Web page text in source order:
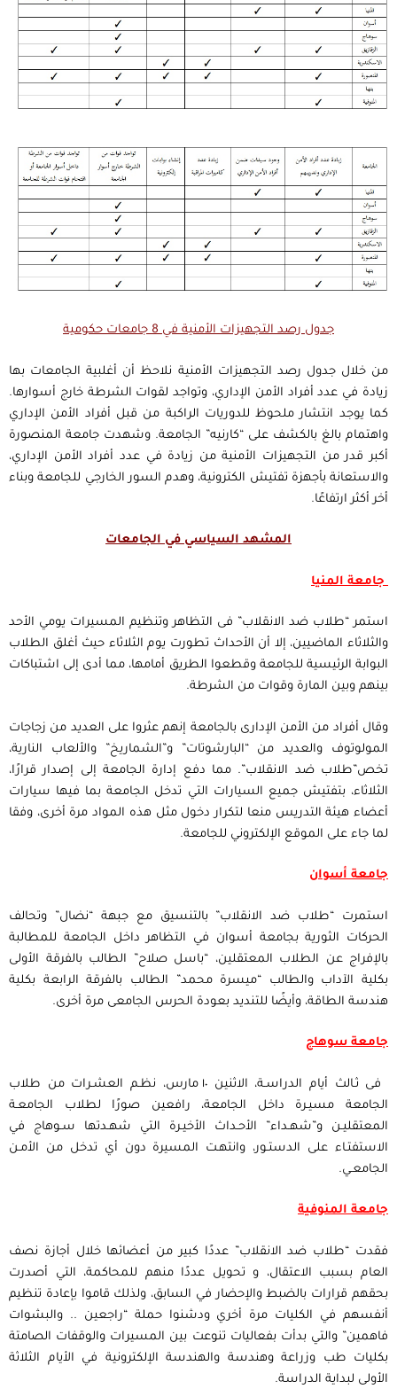
جدول رصد التجهيزات الأمنية في 8 جامعات حكومية
من خلال جدول رصد التجهيزات الأمنية نلاحظ أن أغلبية الجامعات بها
زيادة في عدد أفراد الأمن الإداري، وتواجد لقوات الشرطة خارج أسوارها.
كما يوجد انتشار ملحوظ للدوريات الراكبة من قبل أفراد الأمن الإداري
واهتمام بالغ بالكشف على “كارنيه” الجامعة. وشهدت جامعة المنصورة
أكبر قدر من التجهيزات الأمنية من زيادة في عدد أفراد الأمن الإداري،
والاستعانة بأجهزة تفتيش الكترونية، وهدم السور الخارجي للجامعة وبناء
أخر أكثر ارتفاعًا.
المشهد السياسي في الجامعات
جامعة المنيا
استمر “طلاب ضد الانقلاب” فى التظاهر وتنظيم المسيرات يومي الأحد
والثلاثاء الماضيين، إلا أن الأحداث تطورت يوم الثلاثاء حيث أغلق الطلاب
البوابة الرئيسية للجامعة وقطعوا الطريق أمامها، مما أدى إلى اشتباكات
بينهم وبين المارة وقوات من الشرطة.
وقال أفراد من الأمن الإدارى بالجامعة إنهم عثروا على العديد من زجاجات
المولوتوف والعديد من “البارشوتات” و”الشماريخ” والألعاب النارية،
تخص”طلاب ضد الانقلاب”. مما دفع إدارة الجامعة إلى إصدار قرارًا،
الثلاثاء، بتفتيش جميع السيارات التي تدخل الجامعة بما فيها سيارات
أعضاء هيئة التدريس منعا لتكرار دخول مثل هذه المواد مرة أخرى، وفقا
لما جاء على الموقع الإلكتروني للجامعة.
جامعة أسوان
استمرت “طلاب ضد الانقلاب” بالتنسيق مع جبهة “نضال” وتحالف
الحركات الثورية بجامعة أسوان في التظاهر داخل الجامعة للمطالبة
بالإفراج عن الطلاب المعتقلين، “باسل صلاح” الطالب بالفرقة الأولى
بكلية الآداب والطالب “ميسرة محمد” الطالب بالفرقة الرابعة بكلية
هندسة الطاقة، وأيضًا للتنديد بعودة الحرس الجامعى مرة أخرى.
جامعة سوهاج
فى ثـالث أيام الدراسـة، الاثنين ١٠ مارس، نظـم العشـرات من طلاب
الجامعة مسيـرة داخل الجامعة، رافعين صورًا لطلاب الجامعـة
المعتقليـن و”شهـداء” الأحـداث الأخيـرة التي شهـدتها سـوهاج في
الاستفتـاء على الدستـور، وانتهـت المسيرة دون أي تدخل من الأمـن
الجامعـي.
جامعة المنوفية
فقدت “طلاب ضد الانقلاب” عددًا كبير من أعضائها خلال أجازة نصف
العام بسبب الاعتقال، و تحويل عددًا منهم للمحاكمة، التي أصدرت
بحقهم قرارات بالضبط والإحضار في السابق، ولذلك قاموا بإعادة تنظيم
أنفسهم في الكليات مرة أخري ودشنوا حملة “راجعين .. والبشوات
فاهمين” والتي بدأت بفعاليات تنوعت بين المسيرات والوقفات الصامتة
بكليات طب وزراعة وهندسة والهندسة الإلكترونية في الأيام الثلاثة
الأولى لبداية الدراسة.